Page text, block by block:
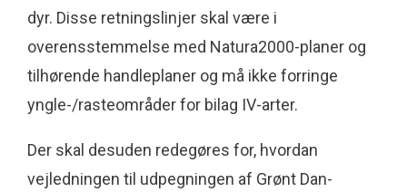
dyr. Disse retningslinjer skal være i
overensstemmelse med Natura2000-planer og
tilhørende handleplaner og må ikke forringe
yngle-/rasteområder for bilag IV-arter.
Der skal desuden redegøres for, hvordan
vejledningen til udpegningen af Grønt Dan­